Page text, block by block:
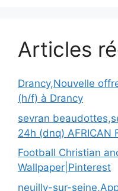
Articles
Drancy,Nouvelle
(h/f) à Drancy
sevran
24h (dnq) AFRICAN
Football Christian
Wallpaper|Pinterest
neuilly-sur-